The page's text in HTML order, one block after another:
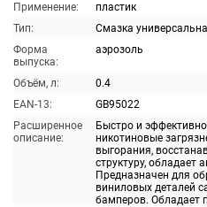
Применение:
пластик
Тип:
Смазка
Форма
выпуска:
аэрозоль
Объём, л:
0.4
EAN-13:
GB95022
Расширенное
описание:
Быстро и
никотиновые
выгорания,
структуру, обладает
Предназначен для
виниловых деталей
бамперов. Обладает